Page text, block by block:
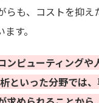
らも、コストを抑え
す。
ンピューティングや
といった分野では